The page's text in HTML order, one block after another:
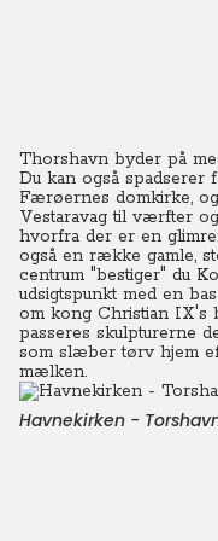
Thorshavn byder på
Du kan også spadserer
Færøernes domkirke,
Vestaravag til værfter
hvorfra der er en
også en række gamle,
centrum "bestiger" du
udsigtspunkt med en
om kong Christian IX's
passeres skulpturerne
som slæber tørv hjem
mælken.
Havnekirken -